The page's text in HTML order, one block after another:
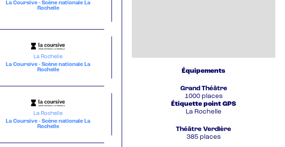
La Coursive - Scène nationale La
Rochelle
La Rochelle
La Coursive - Scène nationale La
Rochelle
La Rochelle
La Coursive - Scène nationale La
Rochelle
Équipements
Grand Théâtre
1000 places
Étiquette point GPS
La Rochelle
Théâtre Verdière
385 places